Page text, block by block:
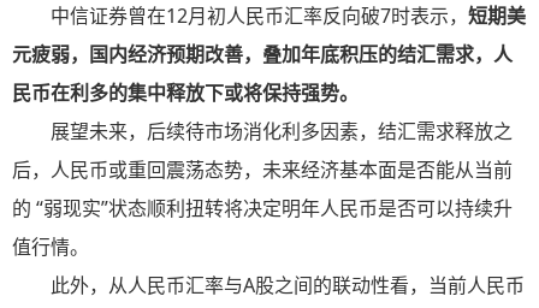
中信证券曾在12月初人民币汇率反向破7时表示， 短期美
元疲弱，国内经济预期改善，叠加年底积压的结汇需求，人
民币在利多的集中释放下或将保持强势。
展望未来，后续待市场消化利多因素，结汇需求释放之
后，人民币或重回震荡态势，未来经济基本面是否能从当前
的 “弱现实”状态顺利扭转将决定明年人民币是否可以持续升
值行情。
此外，从人民币汇率与A股之间的联动性看，当前人民币